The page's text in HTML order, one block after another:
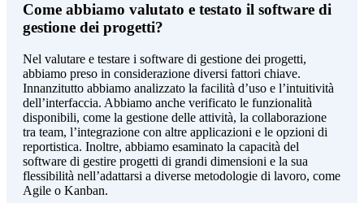
Come abbiamo valutato e testato il software di
gestione dei progetti?
Nel valutare e testare i software di gestione dei progetti,
abbiamo preso in considerazione diversi fattori chiave.
Innanzitutto abbiamo analizzato la facilità d’uso e l’intuitività
dell’interfaccia. Abbiamo anche verificato le funzionalità
disponibili, come la gestione delle attività, la collaborazione
tra team, l’integrazione con altre applicazioni e le opzioni di
reportistica. Inoltre, abbiamo esaminato la capacità del
software di gestire progetti di grandi dimensioni e la sua
flessibilità nell’adattarsi a diverse metodologie di lavoro, come
Agile o Kanban.